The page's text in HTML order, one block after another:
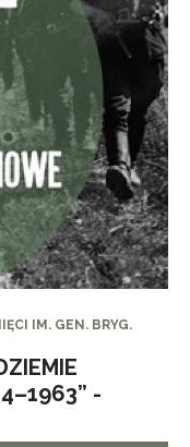
IM. GEN. BRYG.
-